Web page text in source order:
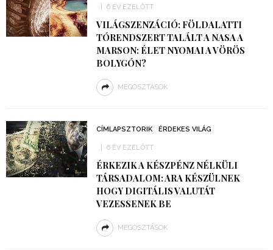
6 ÉV EZELŐTT
VILÁGSZENZÁCIÓ: FÖLDALATTI
TÓRENDSZERT TALÁLT A NASA A
MARSON: ÉLET NYOMAI A VÖRÖS
BOLYGÓN?
MEGOSZTÁSOK
CÍMLAPSZTORIK ÉRDEKES VILÁG
6 ÉV EZELŐTT
ÉRKEZIK A KÉSZPÉNZ NÉLKÜLI
TÁRSADALOM: ARA KÉSZÜLNEK
HOGY DIGITÁLIS VALUTÁT
VEZESSENEK BE
MEGOSZTÁSOK